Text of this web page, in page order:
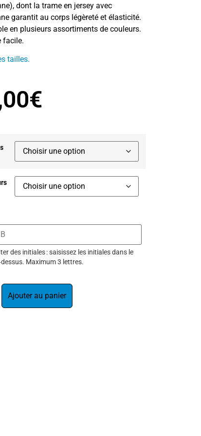
dont la trame en jersey avec
garantit au corps légèreté et élasticité.
en plusieurs assortiments de couleurs.
facile.
tailles.
€
des initiales : saisissez les initiales dans le
Maximum 3 lettres.
Ajouter au panier